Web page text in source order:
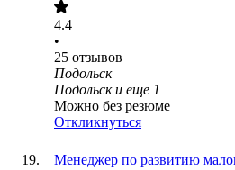
4.4
•
25 отзывов
Подольск
Подольск и еще 1
Можно без резюме
Откликнуться
Менеджер по развитию